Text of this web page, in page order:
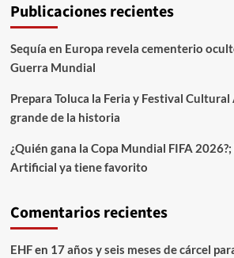
Publicaciones recientes
Sequía en Europa revela cementerio
Guerra Mundial
Prepara Toluca la Feria y Festival
grande de la historia
¿Quién gana la Copa Mundial FIFA
Artificial ya tiene favorito
Comentarios recientes
EHFen 17 años y seis meses de cárcel